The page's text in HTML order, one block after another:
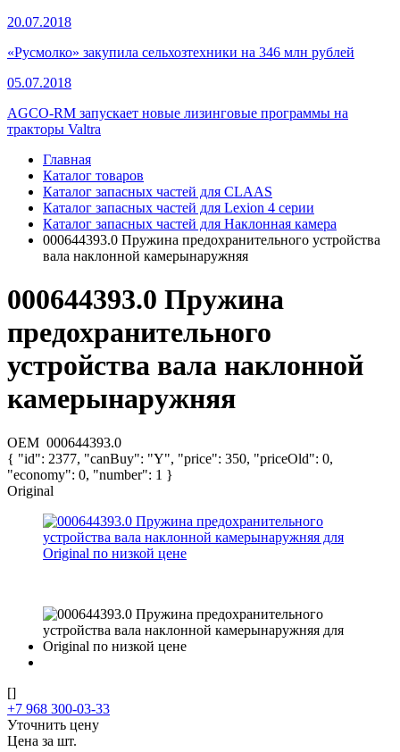
20.07.2018
«Русмолко» закупила сельхозтехники на 346 млн рублей
05.07.2018
AGCO-RM запускает новые лизинговые программы на
тракторы Valtra
Главная
Каталог товаров
Каталог запасных частей для CLAAS
Каталог запасных частей для Lexion 4 серии
Каталог запасных частей для Наклонная камера
000644393.0 Пружина предохранительного устройства
вала наклонной камерынаружняя
000644393.0 Пружина
предохранительного
устройства вала наклонной
камерынаружняя
OEM 000644393.0
{ "id": 2377, "canBuy": "Y", "price": 350, "priceOld": 0,
"economy": 0, "number": 1 }
Original
[]
+7 968 300-03-33
Уточнить цену
Цена за шт.